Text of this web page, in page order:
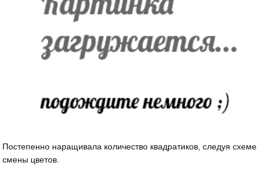
Постепенно наращивала количество квадратиков, следуя схеме
смены цветов.